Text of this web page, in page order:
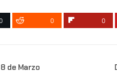
0 0
de Marzo